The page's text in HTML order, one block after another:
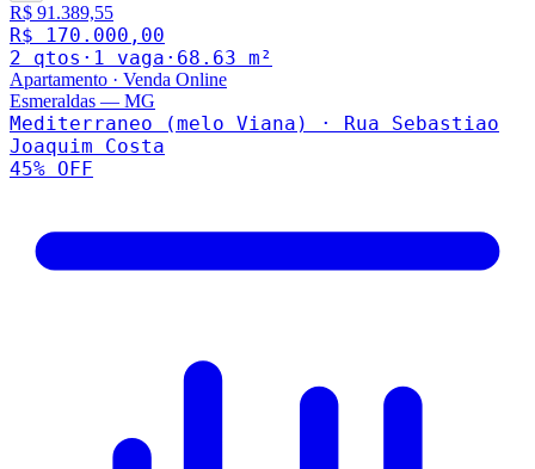
R$ 91.389,55
R$ 170.000,00
2 qtos · 1 vaga · 68.63 m²
Apartamento · Venda Online
Esmeraldas — MG
Mediterraneo (melo Viana) · Rua Sebastiao
Joaquim Costa
45% OFF